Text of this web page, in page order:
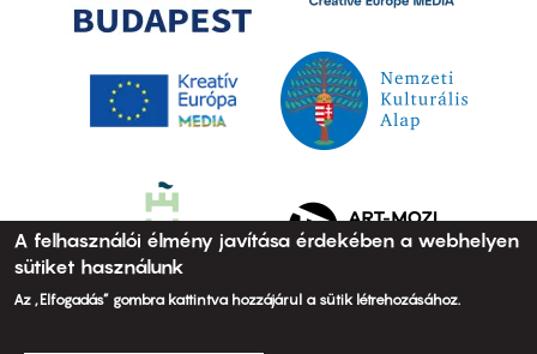
A felhasználói élmény javítása érdekében a webhelyen
sütiket használunk
Az „Elfogadás” gombra kattintva hozzájárul a sütik létrehozásához.